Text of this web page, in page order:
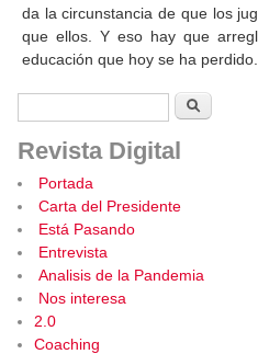
da la circunstancia de que los
que ellos. Y eso hay que
educación que hoy se ha perdido.
Formulario de Buscar
Revista Digital
Portada
Carta del Presidente
Está Pasando
Entrevista
Analisis de la Pandemia
Nos interesa
2.0
Coaching